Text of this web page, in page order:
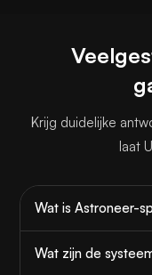
Krijg duidelijke
laat
Wat is Astroneer-
Wat zijn de